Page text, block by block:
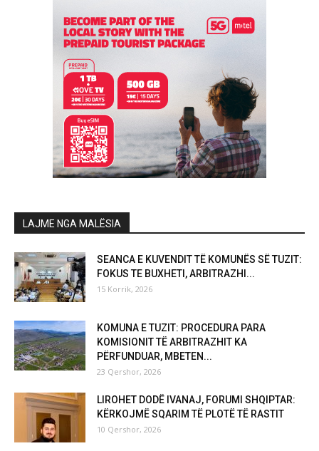
LAJME NGA MALËSIA
SEANCA E KUVENDIT TË KOMUNËS SË TUZIT:
FOKUS TE BUXHETI, ARBITRAZHI...
15 Korrik, 2026
KOMUNA E TUZIT: PROCEDURA PARA
KOMISIONIT TË ARBITRAZHIT KA
PËRFUNDUAR, MBETEN...
23 Qershor, 2026
LIROHET DODË IVANAJ, FORUMI SHQIPTAR:
KËRKOJMË SQARIM TË PLOTË TË RASTIT
10 Qershor, 2026